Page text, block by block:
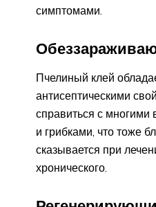
симптомами.
Пчелиный клей
антисептическими
справиться с многими
и грибками, что тоже
сказывается при
хронического.